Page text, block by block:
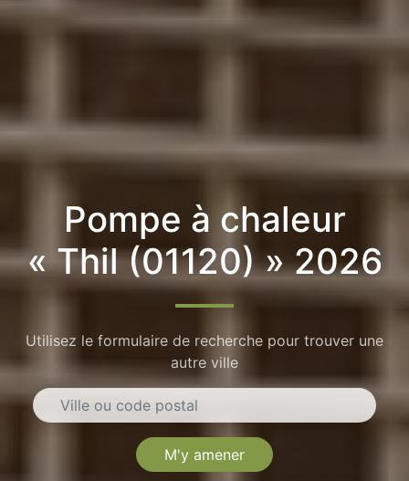
Pompe à chaleur
« Thil (01120) » 2026
Utilisez le formulaire de recherche pour trouver une
autre ville
M'y amener